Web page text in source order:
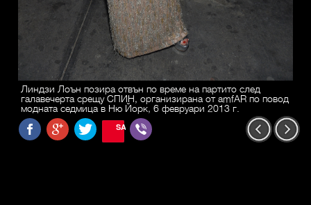
Линдзи Лоън позира отвън по време на партито след
галавечерта срещу СПИН, организирана от amfAR по повод
модната седмица в Ню Йорк, 6 февруари 2013 г.
SAVE